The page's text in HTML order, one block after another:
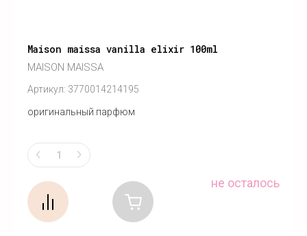
Maison maissa vanilla elixir 100ml
MAISON MAISSA
Артикул: 3770014214195
оригинальный парфюм
не осталось